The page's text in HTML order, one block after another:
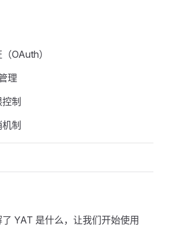
OAuth）
理
制
制
YAT 是什么，让我们开始使用